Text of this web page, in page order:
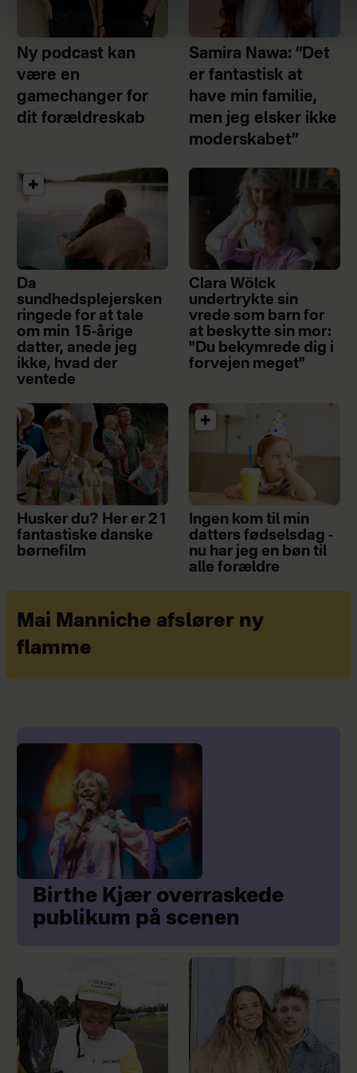
Ny podcast kan
være en
gamechanger for
dit forældreskab
Samira Nawa: ”Det
er fantastisk at
have min familie,
men jeg elsker ikke
moderskabet”
Da
sundhedsplejersken
ringede for at tale
om min 15-årige
datter, anede jeg
ikke, hvad der
ventede
Clara Wölck
undertrykte sin
vrede som barn for
at beskytte sin mor:
"Du bekymrede dig i
forvejen meget"
Husker du? Her er 21
fantastiske danske
børnefilm
Ingen kom til min
datters fødselsdag -
nu har jeg en bøn til
alle forældre
Mai Manniche afslører ny
flamme
Birthe Kjær overraskede
publikum på scenen